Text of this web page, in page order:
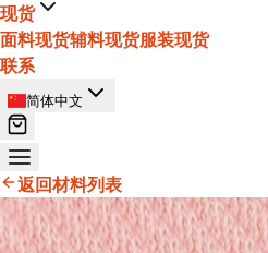
现货
面料现货辅料现货服装现货
联系
简体中文
返回材料列表